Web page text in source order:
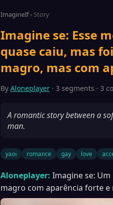
ImagineIf› Story
Imagine se: Esse
quase caiu, mas
magro, mas com
By Aloneplayer · 3 segments · 3
A romantic story between a
man.
yaoi romance gay love
Aloneplayer: Imagine se:
magro com aparência forte e